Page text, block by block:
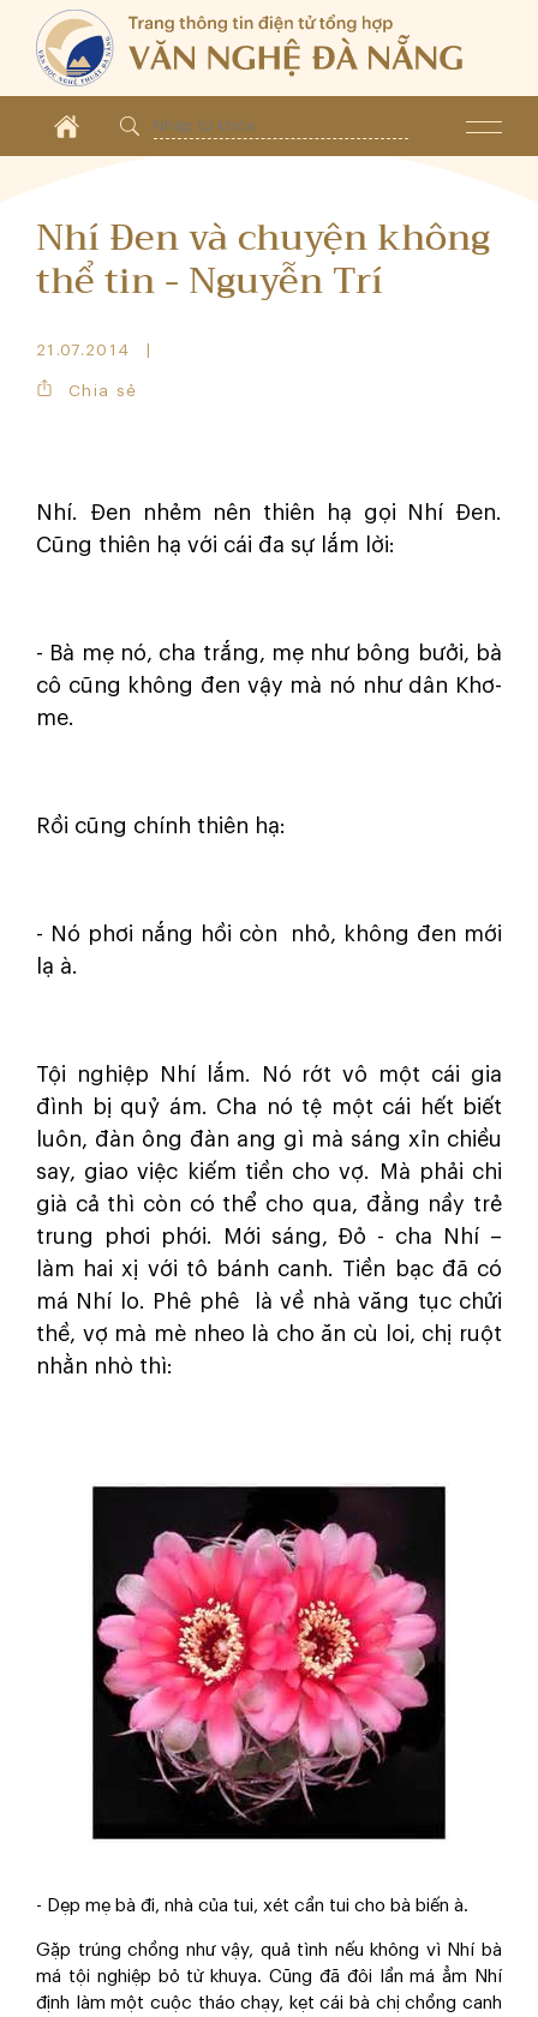
Nhí Đen và chuyện không
thể tin - Nguyễn Trí
21.07.2014
Chia sẻ
Nhí. Đen nhẻm nên thiên hạ gọi Nhí Đen.
Cũng thiên hạ với cái đa sự lắm lời:
- Bà mẹ nó, cha trắng, mẹ như bông bưởi, bà
cô cũng không đen vậy mà nó như dân Khơ-
me.
Rồi cũng chính thiên hạ:
- Nó phơi nắng hồi còn nhỏ, không đen mới
lạ à.
Tội nghiệp Nhí lắm. Nó rớt vô một cái gia
đình bị quỷ ám. Cha nó tệ một cái hết biết
luôn, đàn ông đàn ang gì mà sáng xỉn chiều
say, giao việc kiếm tiền cho vợ. Mà phải chi
già cả thì còn có thể cho qua, đằng nầy trẻ
trung phơi phới. Mới sáng, Đỏ - cha Nhí –
làm hai xị với tô bánh canh. Tiền bạc đã có
má Nhí lo. Phê phê là về nhà văng tục chửi
thề, vợ mà mè nheo là cho ăn cù loi, chị ruột
nhằn nhò thì:
- Dẹp mẹ bà đi, nhà của tui, xét cần tui cho bà biến à.
Gặp trúng chồng như vậy, quả tình nếu không vì Nhí bà
má tội nghiệp bỏ từ khuya. Cũng đã đôi lần má ẳm Nhí
định làm một cuộc tháo chạy, kẹt cái bà chị chồng canh